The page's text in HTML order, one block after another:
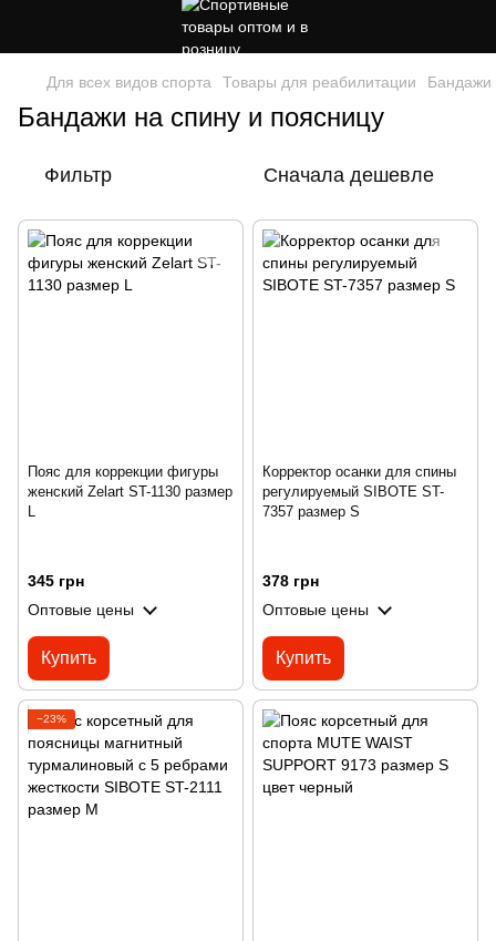
Для всех видов спорта Товары для реабилитации Бандажи
Бандажи на спину и поясницу
Фильтр Сначала дешевле
Пояс для коррекции фигуры
женский Zelart ST-1130 размер
L
345 грн
Оптовые цены
Купить
Корректор осанки для спины
регулируемый SIBOTE ST-
7357 размер S
378 грн
Оптовые цены
Купить
−23%